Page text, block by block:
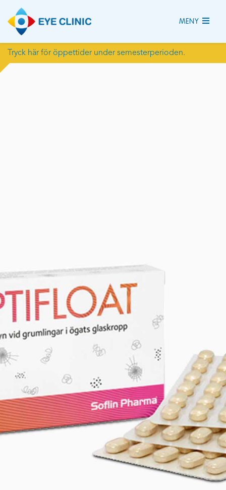
MENY
Tryck här för öppettider under semesterperioden.